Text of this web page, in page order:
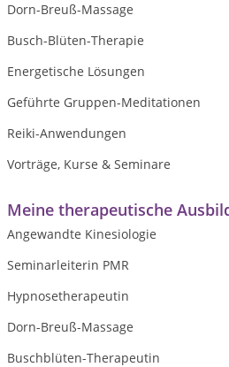
Dorn-Breuß-Massage
Busch-Blüten-Therapie
Energetische Lösungen
Geführte Gruppen-Meditationen
Reiki-Anwendungen
Vorträge, Kurse & Seminare
Meine therapeutische
Angewandte Kinesiologie
Seminarleiterin PMR
Hypnosetherapeutin
Dorn-Breuß-Massage
Buschblüten-Therapeutin